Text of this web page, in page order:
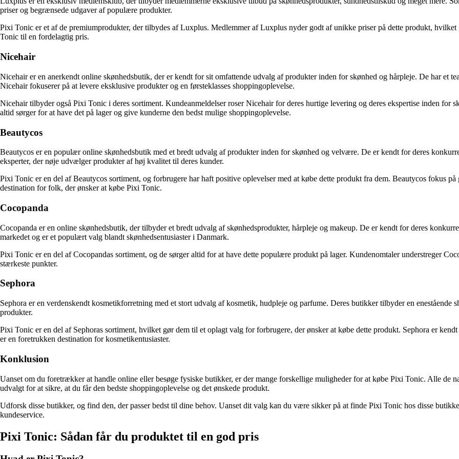
priser og begrænsede udgaver af populære produkter.
Pixi Tonic er et af de premiumprodukter, der tilbydes af Luxplus. Medlemmer af Luxplus nyder godt af unikke priser på dette produkt,
Tonic til en fordelagtig pris.
Nicehair
Nicehair er en anerkendt online skønhedsbutik, der er kendt for sit omfattende udvalg af produkter inden for skønhed og hårpleje. De har et
Nicehair fokuserer på at levere eksklusive produkter og en førsteklasses shoppingoplevelse.
Nicehair tilbyder også Pixi Tonic i deres sortiment. Kundeanmeldelser roser Nicehair for deres hurtige levering og deres ekspertise inden for
altid sørger for at have det på lager og give kunderne den bedst mulige shoppingoplevelse.
Beautycos
Beautycos er en populær online skønhedsbutik med et bredt udvalg af produkter inden for skønhed og velvære. De er kendt for deres
eksperter, der nøje udvælger produkter af høj kvalitet til deres kunder.
Pixi Tonic er en del af Beautycos sortiment, og forbrugere har haft positive oplevelser med at købe dette produkt fra dem. Beautycos fokus
destination for folk, der ønsker at købe Pixi Tonic.
Cocopanda
Cocopanda er en online skønhedsbutik, der tilbyder et bredt udvalg af skønhedsprodukter, hårpleje og makeup. De er kendt for deres
markedet og er et populært valg blandt skønhedsentusiaster i Danmark.
Pixi Tonic er en del af Cocopandas sortiment, og de sørger altid for at have dette populære produkt på lager. Kundenomtaler understreger
stærkeste punkter.
Sephora
Sephora er en verdenskendt kosmetikforretning med et stort udvalg af kosmetik, hudpleje og parfume. Deres butikker tilbyder en enestående
produkter.
Pixi Tonic er en del af Sephoras sortiment, hvilket gør dem til et oplagt valg for forbrugere, der ønsker at købe dette produkt. Sephora er
er en foretrukken destination for kosmetikentusiaster.
Konklusion
Uanset om du foretrækker at handle online eller besøge fysiske butikker, er der mange forskellige muligheder for at købe Pixi Tonic. Alle de
udvalgt for at sikre, at du får den bedste shoppingoplevelse og det ønskede produkt.
Udforsk disse butikker, og find den, der passer bedst til dine behov. Uanset dit valg kan du være sikker på at finde Pixi Tonic hos disse
kundeservice.
Pixi Tonic: Sådan får du produktet til en god pris